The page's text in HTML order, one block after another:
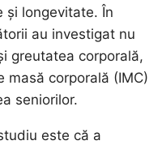
și longevitate. În
au investigat nu
greutatea corporală,
masă corporală (IMC)
seniorilor.
este că a